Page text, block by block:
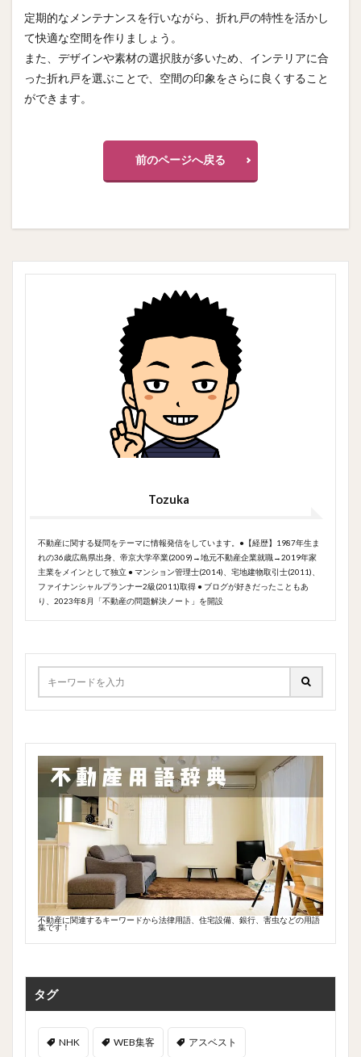
定期的なメンテナンスを行いながら、折れ戸の特性を活かし
て快適な空間を作りましょう。
また、デザインや素材の選択肢が多いため、インテリアに合
った折れ戸を選ぶことで、空間の印象をさらに良くすること
ができます。
前のページへ戻る
Tozuka
不動産に関する疑問をテーマに情報発信をしています。●【経歴】1987年生ま
れの36歳広島県出身、帝京大学卒業(2009)→地元不動産企業就職→2019年家
主業をメインとして独立 ● マンション管理士(2014)、宅地建物取引士(2011)、
ファイナンシャルプランナー2級(2011)取得 ● ブログが好きだったこともあ
り、2023年8月「不動産の問題解決ノート」を開設
不動産に関連するキーワードから法律用語、住宅設備、銀行、害虫などの用語
集です！
タグ
NHK WEB集客 アスベスト